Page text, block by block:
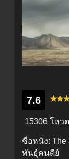
7.6
15306 โหว
ชื่อหนัง: The
พันธุ์คนดีย์